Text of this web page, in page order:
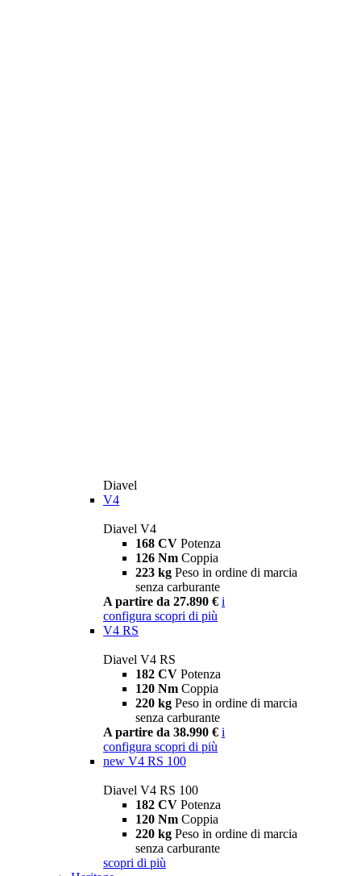
Diavel
V4
Diavel V4
168 CV Potenza
126 Nm Coppia
223 kg Peso in ordine di marcia
senza carburante
A partire da 27.890 € i
configura scopri di più
V4 RS
Diavel V4 RS
182 CV Potenza
120 Nm Coppia
220 kg Peso in ordine di marcia
senza carburante
A partire da 38.990 € i
configura scopri di più
new V4 RS 100
Diavel V4 RS 100
182 CV Potenza
120 Nm Coppia
220 kg Peso in ordine di marcia
senza carburante
scopri di più